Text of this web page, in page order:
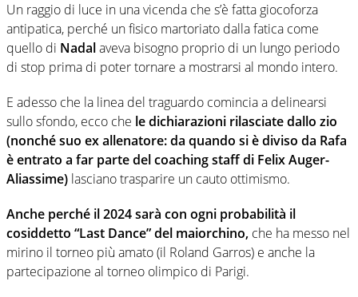
Un raggio di luce in una vicenda che s’è fatta giocoforza
antipatica, perché un fisico martoriato dalla fatica come
quello di Nadalaveva bisogno proprio di un lungo periodo
di stop prima di poter tornare a mostrarsi al mondo intero.
E adesso che la linea del traguardo comincia a delinearsi
sullo sfondo, ecco che le dichiarazioni rilasciate dallo zio
(nonché suo ex allenatore: da quando si è diviso da Rafa
è entrato a far parte del coaching staff di Felix Auger-
Aliassime) lasciano trasparire un cauto ottimismo.
Anche perché il 2024 sarà con ogni probabilità il
cosiddetto “Last Dance” del maiorchino, che ha messo nel
mirino il torneo più amato (il Roland Garros) e anche la
partecipazione al torneo olimpico di Parigi.